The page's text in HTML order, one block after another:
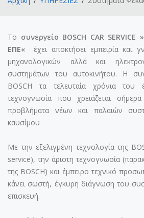
Το συνεργείο BOSCH CAR SERVICE »
ΕΠΕ«
έχει αποκτήσει εμπειρία
μηχανολογικών αλλά και
συστημάτων του αυτοκινήτου. Η
BOSCH τα τελευταία χρόνια του
τεχνογνωσία που χρειάζεται
προβλήματα νέων και παλαιών
καυσίμου
Με την εξελιγμένη τεχνολογία της
service), την άριστη τεχνογνωσία
της BOSCH) και έμπειρο τεχνικό
κάνει σωστή, έγκυρη διάγνωση του
επισκευή.